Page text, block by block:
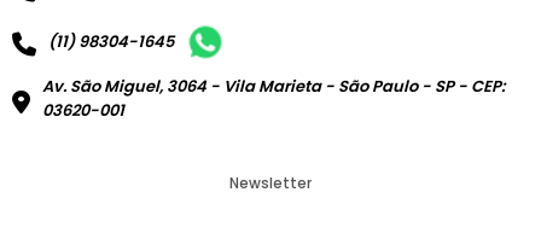
(11) 98304-1645
Av. São Miguel, 3064 - Vila Marieta - São Paulo - SP - CEP:
03620-001
Newsletter